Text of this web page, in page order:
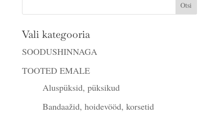
Vali kategooria
SOODUSHINNAGA
TOOTED EMALE
Aluspüksid, püksikud
Bandaažid, hoidevööd, korsetid